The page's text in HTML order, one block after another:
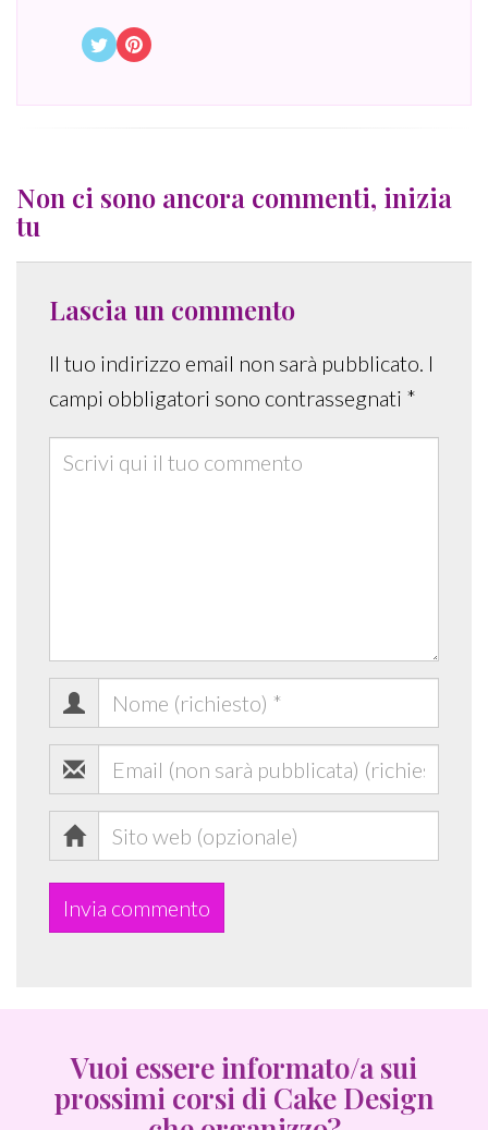
Non ci sono ancora commenti, inizia
tu
Lascia un commento
Il tuo indirizzo email non sarà pubblicato. I
campi obbligatori sono contrassegnati *
Comment
Nome
(richiesto)*
Email
(non
sarà
pubblicata)
(richiesto)*
Sito
web
Vuoi essere informato/a sui
prossimi corsi di Cake Design